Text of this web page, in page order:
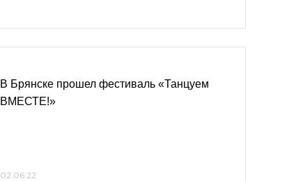
В Брянске прошел фестиваль «Танцуем
ВМЕСТЕ!»
02.06.22